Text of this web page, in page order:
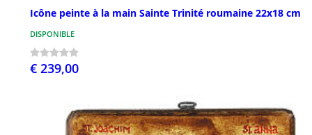
Icône peinte à la main Sainte Trinité roumaine 22x18 cm
DISPONIBLE
€ 239,00